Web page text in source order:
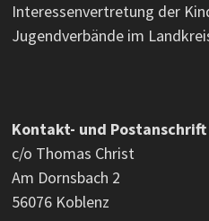
Interessenvertretung der
Jugendverbände im
Kontakt- und Postanschrift
c/o Thomas Christ
Am Dornsbach 2
56076 Koblenz